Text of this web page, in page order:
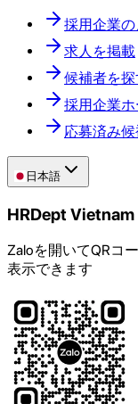
採用企業の
求人を掲載
候補者を探
採用企業ホ
応募済み
日本語
HRDept Vietnam
Zaloを開いてQRコ
表示できます